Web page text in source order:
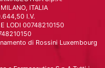
ITALIA
I.V.
LODI 00748210150
di Rossini Luxembourg